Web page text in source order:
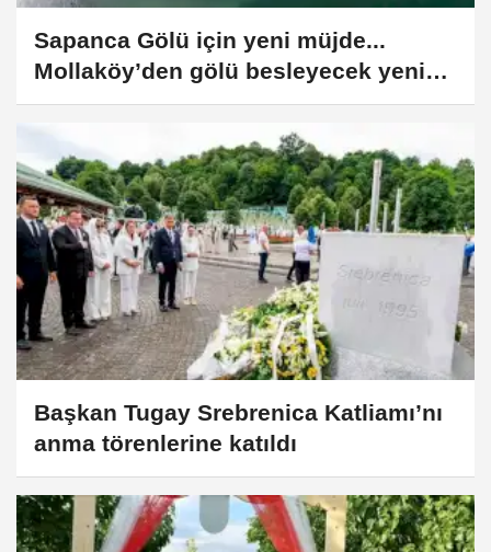
Sapanca Gölü için yeni müjde...
Mollaköy’den gölü besleyecek yeni
hat devrede
Başkan Tugay Srebrenica Katliamı’nı
anma törenlerine katıldı